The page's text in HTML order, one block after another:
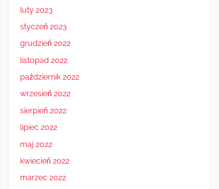
luty 2023
styczeń 2023
grudzień 2022
listopad 2022
październik 2022
wrzesień 2022
sierpień 2022
lipiec 2022
maj 2022
kwiecień 2022
marzec 2022